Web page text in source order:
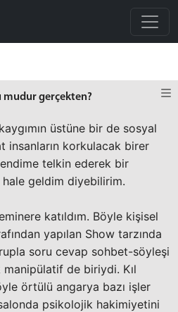
mudur gerçekten?
üstüne bir de sosyal
insanların korkulacak birer
telkin ederek bir
geldim diyebilirim.
katıldım. Böyle kişisel
yapılan Show tarzında
soru cevap sohbet-söyleşi
de biriydi. Kıl
örtülü angarya bazı işler
psikolojik hakimiyetini